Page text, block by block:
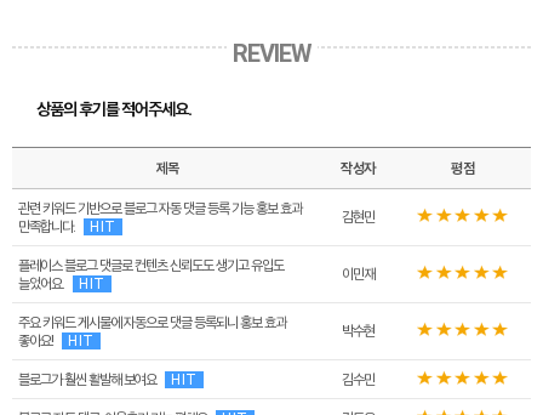
REVIEW
상품의 후기를 적어주세요.
제목 작성자 평점
관련 키워드 기반으로 블로그 자동 댓글 등록 기능 홍보 효과
만족합니다.
HIT
김현민
플레이스 블로그 댓글로 컨텐츠 신뢰도도 생기고 유입도
늘었어요.
HIT
이민재
주요 키워드 게시물에 자동으로 댓글 등록되니 홍보 효과
좋아요!
HIT
박수현
블로그가 훨씬 활발해 보여요 HIT 김수민